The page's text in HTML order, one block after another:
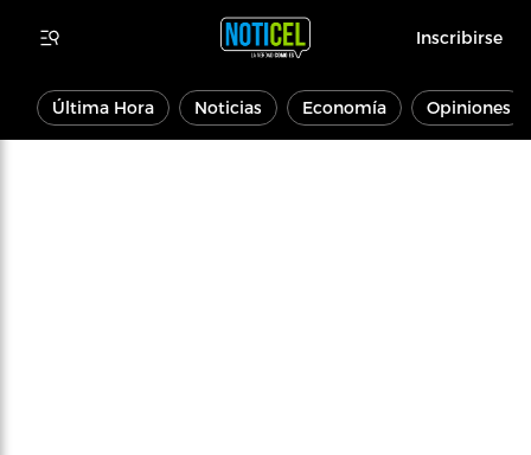
Inscribirse
Última Hora Noticias Economía Opiniones